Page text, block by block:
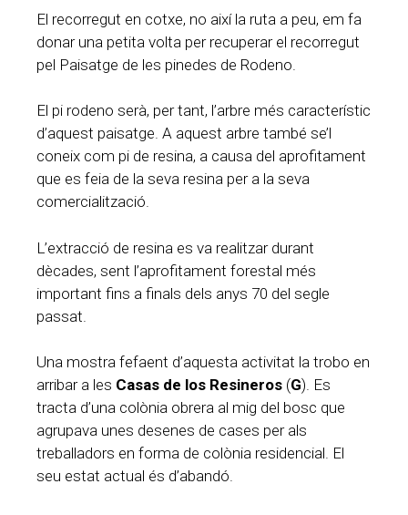
El recorregut en cotxe, no així la ruta a peu, em fa
donar una petita volta per recuperar el recorregut
pel Paisatge de les pinedes de Rodeno.
El pi rodeno serà, per tant, l’arbre més característic
d’aquest paisatge. A aquest arbre també se’l
coneix com pi de resina, a causa del aprofitament
que es feia de la seva resina per a la seva
comercialització.
L’extracció de resina es va realitzar durant
dècades, sent l’aprofitament forestal més
important fins a finals dels anys 70 del segle
passat.
Una mostra fefaent d’aquesta activitat la trobo en
arribar a les Casas de los Resineros (G). Es
tracta d’una colònia obrera al mig del bosc que
agrupava unes desenes de cases per als
treballadors en forma de colònia residencial. El
seu estat actual és d’abandó.